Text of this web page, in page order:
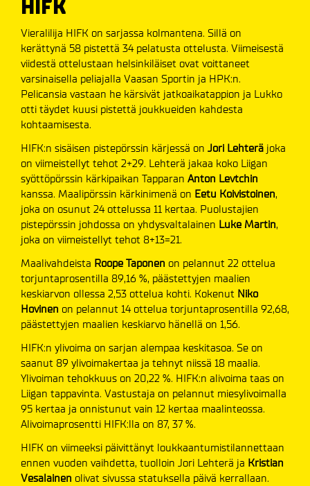
HIFK
Vieralilija HIFK on sarjassa kolmantena. Sillä on
kerättynä 58 pistettä 34 pelatusta ottelusta. Viimeisestä
viidestä ottelustaan helsinkiläiset ovat voittaneet
varsinaisella peliajalla Vaasan Sportin ja HPK:n.
Pelicansia vastaan he kärsivät jatkoaikatappion ja Lukko
otti täydet kuusi pistettä joukkueiden kahdesta
kohtaamisesta.
HIFK:n sisäisen pistepörssin kärjessä on Jori Lehterä joka
on viimeistellyt tehot 2+29. Lehterä jakaa koko Liigan
syöttöpörssin kärkipaikan Tapparan Anton Levtchin
kanssa. Maalipörssin kärkinimenä on Eetu Koivistoinen,
joka on osunut 24 ottelussa 11 kertaa. Puolustajien
pistepörssin johdossa on yhdysvaltalainen Luke Martin,
joka on viimeistellyt tehot 8+13=21.
Maalivahdeista Roope Taponen on pelannut 22 ottelua
torjuntaprosentilla 89,16 %, päästettyjen maalien
keskiarvon ollessa 2,53 ottelua kohti. Kokenut Niko
Hovinen on pelannut 14 ottelua torjuntaprosentilla 92,68,
päästettyjen maalien keskiarvo hänellä on 1,56.
HIFK:n ylivoima on sarjan alempaa keskitasoa. Se on
saanut 89 ylivoimakertaa ja tehnyt niissä 18 maalia.
Ylivoiman tehokkuus on 20,22 %. HIFK:n alivoima taas on
Liigan tappavinta. Vastustaja on pelannut miesylivoimalla
95 kertaa ja onnistunut vain 12 kertaa maalinteossa.
Alivoimaprosentti HIFK:lla on 87, 37 %.
HIFK on viimeeksi päivittänyt loukkaantumistilannettaan
ennen vuoden vaihdetta, tuolloin Jori Lehterä ja Kristian
Vesalainen olivat sivussa statuksella päivä kerrallaan.